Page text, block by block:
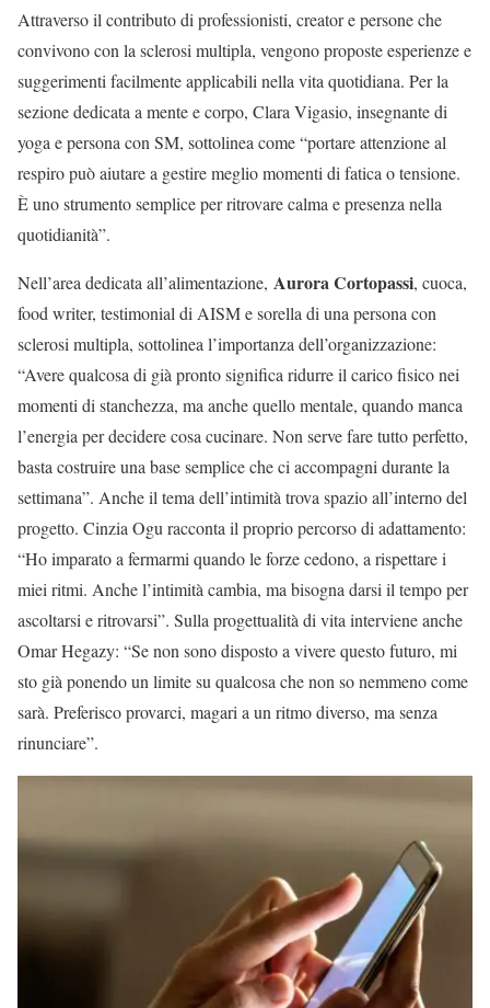
Attraverso il contributo di professionisti, creator e persone che
convivono con la sclerosi multipla, vengono proposte esperienze e
suggerimenti facilmente applicabili nella vita quotidiana. Per la
sezione dedicata a mente e corpo, Clara Vigasio, insegnante di
yoga e persona con SM, sottolinea come “portare attenzione al
respiro può aiutare a gestire meglio momenti di fatica o tensione.
È uno strumento semplice per ritrovare calma e presenza nella
quotidianità”.
Nell’area dedicata all’alimentazione, Aurora Cortopassi, cuoca,
food writer, testimonial di AISM e sorella di una persona con
sclerosi multipla, sottolinea l’importanza dell’organizzazione:
“Avere qualcosa di già pronto significa ridurre il carico fisico nei
momenti di stanchezza, ma anche quello mentale, quando manca
l’energia per decidere cosa cucinare. Non serve fare tutto perfetto,
basta costruire una base semplice che ci accompagni durante la
settimana”. Anche il tema dell’intimità trova spazio all’interno del
progetto. Cinzia Ogu racconta il proprio percorso di adattamento:
“Ho imparato a fermarmi quando le forze cedono, a rispettare i
miei ritmi. Anche l’intimità cambia, ma bisogna darsi il tempo per
ascoltarsi e ritrovarsi”. Sulla progettualità di vita interviene anche
Omar Hegazy: “Se non sono disposto a vivere questo futuro, mi
sto già ponendo un limite su qualcosa che non so nemmeno come
sarà. Preferisco provarci, magari a un ritmo diverso, ma senza
rinunciare”.